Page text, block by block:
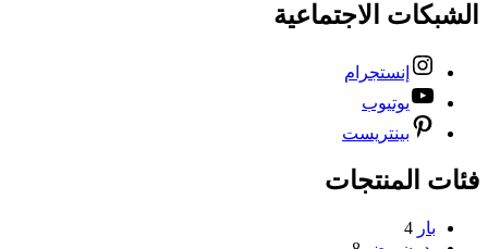
الشبكات الاجتماعية
إنستجرام
يوتيوب
بينتريست
فئات المنتجات
بار 4